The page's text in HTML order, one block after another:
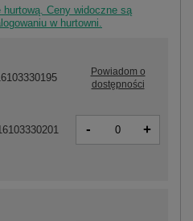
hurtową. Ceny widoczne są
w hurtowni.
Powiadom o
dostępności
- +